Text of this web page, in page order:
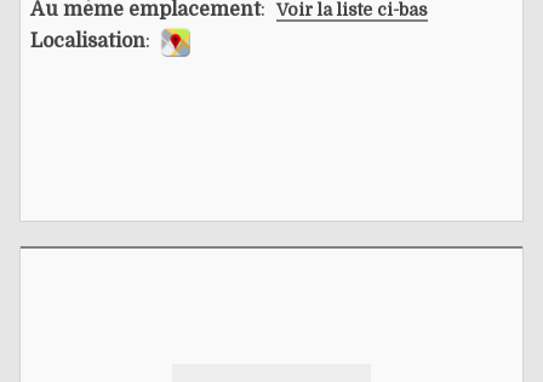
Au même emplacement: Voir la liste ci-bas
Localisation: